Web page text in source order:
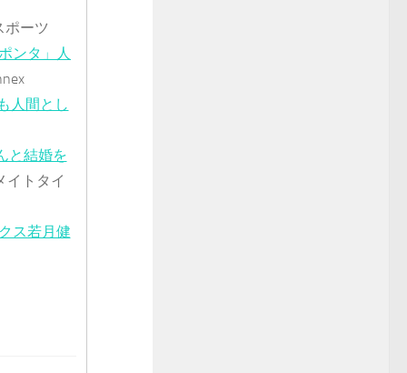
ポーツ
ンタ」人
人間とし
と結婚を
イトタイ
ス若月健